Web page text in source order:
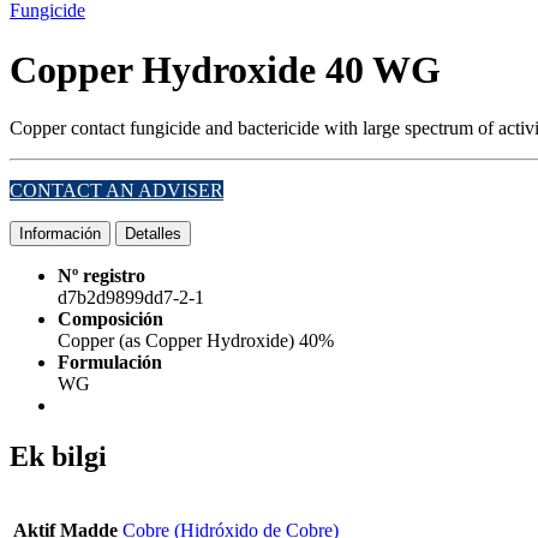
Fungicide
Copper Hydroxide 40 WG
Copper contact fungicide and bactericide with large spectrum of
CONTACT AN ADVISER
Información Detalles
Nº registro
d7b2d9899dd7-2-1
Composición
Copper (as Copper Hydroxide) 40%
Formulación
WG
Ek bilgi
Aktif Madde Cobre (Hidróxido de Cobre)